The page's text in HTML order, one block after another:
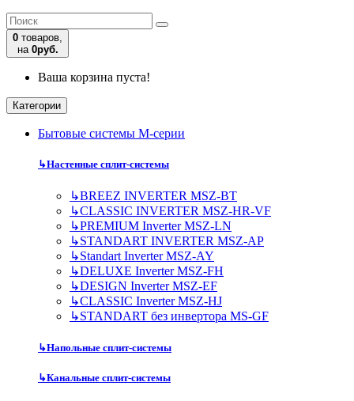
0 товаров,
на 0руб.
Ваша корзина пуста!
Категории
Бытовые системы M-серии
↳Настенные сплит-системы
↳BREEZ INVERTER MSZ-BT
↳CLASSIC INVERTER MSZ-HR-VF
↳PREMIUM Inverter MSZ-LN
↳STANDART INVERTER MSZ-AP
↳Standart Inverter MSZ-AY
↳DELUXE Inverter MSZ-FH
↳DESIGN Inverter MSZ-EF
↳CLASSIC Inverter MSZ-HJ
↳STANDART без инвертора MS-GF
↳Напольные сплит-системы
↳Канальные сплит-системы